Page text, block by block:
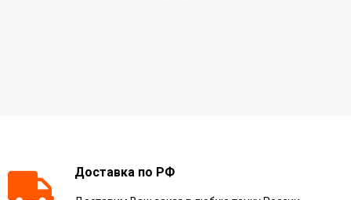
Доставка по РФ